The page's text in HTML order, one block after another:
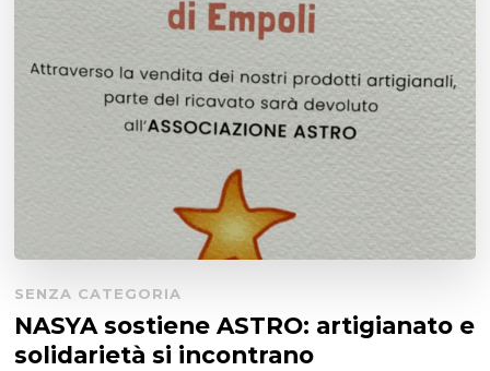
SENZA CATEGORIA
NASYA sostiene ASTRO: artigianato e
solidarietà si incontrano